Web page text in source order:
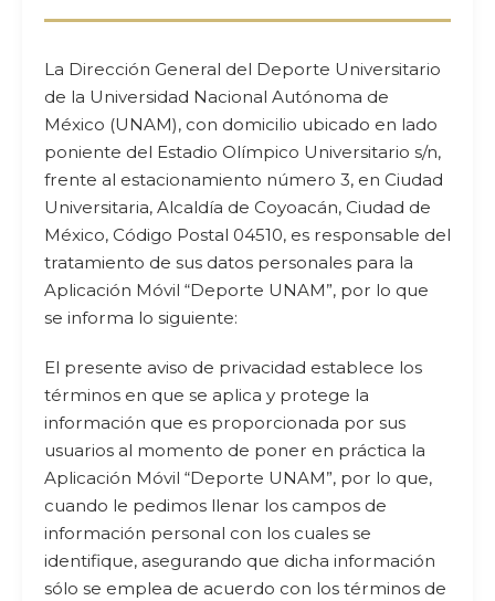
La Dirección General del Deporte Universitario
de la Universidad Nacional Autónoma de
México (UNAM), con domicilio ubicado en lado
poniente del Estadio Olímpico Universitario s/n,
frente al estacionamiento número 3, en Ciudad
Universitaria, Alcaldía de Coyoacán, Ciudad de
México, Código Postal 04510, es responsable del
tratamiento de sus datos personales para la
Aplicación Móvil “Deporte UNAM”, por lo que
se informa lo siguiente:
El presente aviso de privacidad establece los
términos en que se aplica y protege la
información que es proporcionada por sus
usuarios al momento de poner en práctica la
Aplicación Móvil “Deporte UNAM”, por lo que,
cuando le pedimos llenar los campos de
información personal con los cuales se
identifique, asegurando que dicha información
sólo se emplea de acuerdo con los términos de